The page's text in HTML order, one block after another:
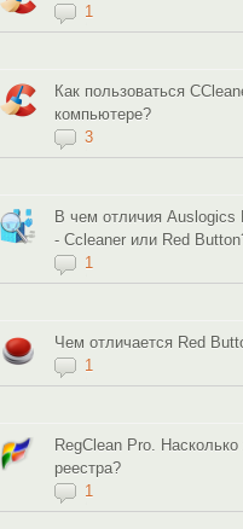
1
Как пользоваться
компьютере?
3
В чем отличия Auslogics
- Ccleaner или Red
1
Чем отличается Red
1
RegClean Pro.
реестра?
1